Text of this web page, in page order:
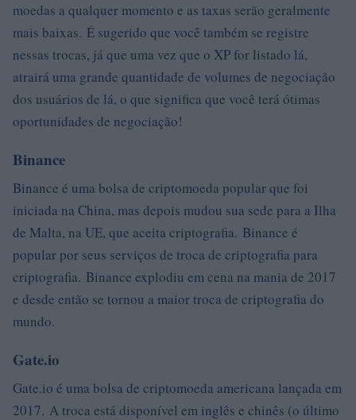
moedas a qualquer momento e as taxas serão geralmente
mais baixas. É sugerido que você também se registre
nessas trocas, já que uma vez que o XP for listado lá,
atrairá uma grande quantidade de volumes de negociação
dos usuários de lá, o que significa que você terá ótimas
oportunidades de negociação!
Binance
Binance é uma bolsa de criptomoeda popular que foi
iniciada na China, mas depois mudou sua sede para a Ilha
de Malta, na UE, que aceita criptografia. Binance é
popular por seus serviços de troca de criptografia para
criptografia. Binance explodiu em cena na mania de 2017
e desde então se tornou a maior troca de criptografia do
mundo.
Gate.io
Gate.io é uma bolsa de criptomoeda americana lançada em
2017. A troca está disponível em inglês e chinês (o último